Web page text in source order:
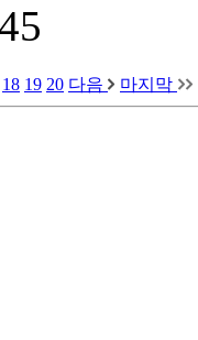
18 19 20 다음 마지막